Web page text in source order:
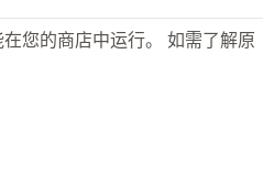
您的商店中运行。 如需了解原